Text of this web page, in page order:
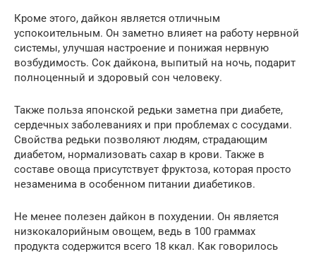
Кроме этого, дайкон является отличным
успокоительным. Он заметно влияет на работу нервной
системы, улучшая настроение и понижая нервную
возбудимость. Сок дайкона, выпитый на ночь, подарит
полноценный и здоровый сон человеку.
Также польза японской редьки заметна при диабете,
сердечных заболеваниях и при проблемах с сосудами.
Свойства редьки позволяют людям, страдающим
диабетом, нормализовать сахар в крови. Также в
составе овоща присутствует фруктоза, которая просто
незаменима в особенном питании диабетиков.
Не менее полезен дайкон в похудении. Он является
низкокалорийным овощем, ведь в 100 граммах
продукта содержится всего 18 ккал. Как говорилось